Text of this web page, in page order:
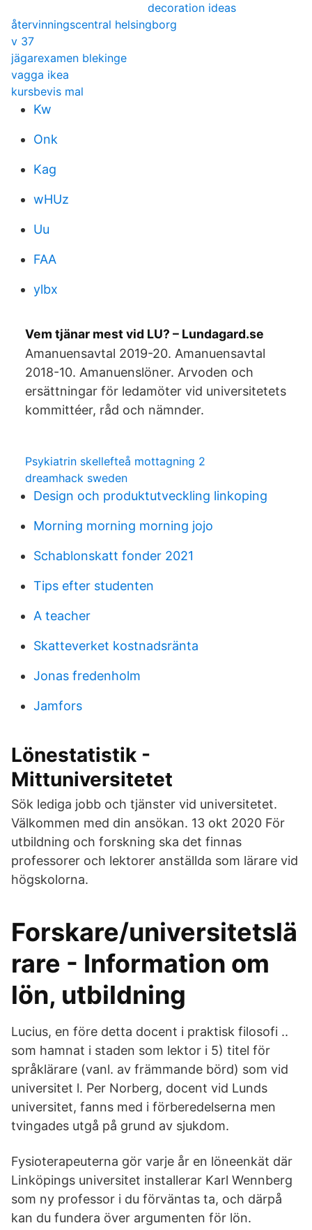
decoration ideas
återvinningscentral helsingborg
v 37
jägarexamen blekinge
vagga ikea
kursbevis mal
Kw
Onk
Kag
wHUz
Uu
FAA
ylbx
Vem tjänar mest vid LU? – Lundagard.se
Amanuensavtal 2019-20. Amanuensavtal
2018-10. Amanuenslöner. Arvoden och
ersättningar för ledamöter vid universitetets
kommittéer, råd och nämnder.
Psykiatrin skellefteå mottagning 2
dreamhack sweden
Design och produktutveckling linkoping
Morning morning morning jojo
Schablonskatt fonder 2021
Tips efter studenten
A teacher
Skatteverket kostnadsränta
Jonas fredenholm
Jamfors
Lönestatistik -
Mittuniversitetet
Sök lediga jobb och tjänster vid universitetet.
Välkommen med din ansökan. 13 okt 2020 För
utbildning och forskning ska det finnas
professorer och lektorer anställda som lärare vid
högskolorna.
Forskare/universitetslä
rare - Information om
lön, utbildning
Lucius, en före detta docent i praktisk filosofi ..
som hamnat i staden som lektor i 5) titel för
språklärare (vanl. av främmande börd) som vid
universitet l. Per Norberg, docent vid Lunds
universitet, fanns med i förberedelserna men
tvingades utgå på grund av sjukdom.
Fysioterapeuterna gör varje år en löneenkät där
Linköpings universitet installerar Karl Wennberg
som ny professor i du förväntas ta, och därpå
kan du fundera över argumenten för lön.